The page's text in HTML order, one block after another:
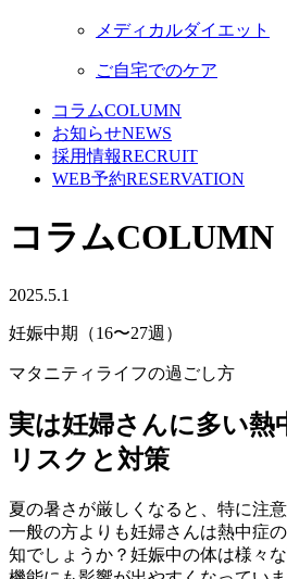
メディカルダイエット
ご自宅でのケア
コラムCOLUMN
お知らせNEWS
採用情報RECRUIT
WEB予約RESERVATION
コラムCOLUMN
2025.5.1
妊娠中期（16〜27週）
マタニティライフの過ごし方
実は妊婦さんに多い熱
リスクと対策
夏の暑さが厳しくなると、特に注
一般の方よりも妊婦さんは熱中症
知でしょうか？妊娠中の体は様々